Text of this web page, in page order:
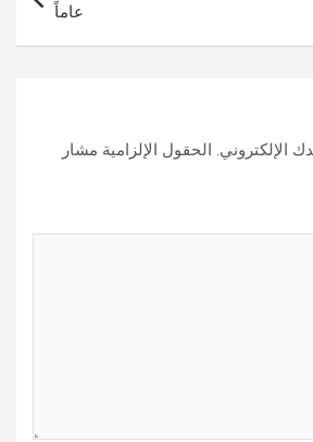
عاماً
الإلكتروني. الحقول الإلزامية مشار